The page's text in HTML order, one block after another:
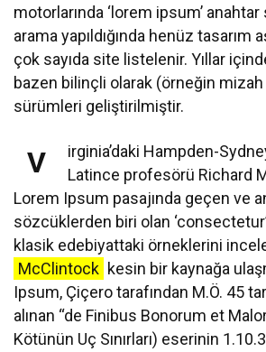
motorlarında ‘lorem ipsum’
arama yapıldığında henüz tasarım
çok sayıda site listelenir. Yıllar
bazen bilinçli olarak (örneğin mizah
sürümleri geliştirilmiştir.
V
irginia’daki Hampden-
Latince profesörü Richard
Lorem Ipsum pasajında geçen ve
sözcüklerden biri olan
klasik edebiyattaki örneklerini
McClintock kesin bir kaynağa
Ipsum, Çiçero tarafından M.Ö. 45
alınan “de Finibus Bonorum et
Kötünün Uç Sınırları) eserinin